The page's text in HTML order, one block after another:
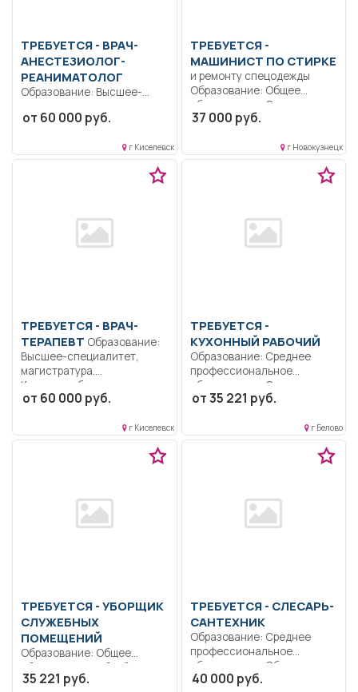
ТРЕБУЕТСЯ - ВРАЧ-
АНЕСТЕЗИОЛОГ-
РЕАНИМАТОЛОГ
Образование: Высшее-
магистратура.
Дисциплинированность..
Выполнение должностных
от 60 000 руб.
г Киселевск
ТРЕБУЕТСЯ -
МАШИНИСТ ПО СТИРКЕ
и ремонту спецодежды
Образование: Общее
образование.. Стирка
спецодежды, полотенец,
37 000 руб.
г Новокузнецк
ТРЕБУЕТСЯ - ВРАЧ-
ТЕРАПЕВТ
Высшее-специалитет,
магистратура.
Коммуникабельность.
Ответственность..
обязанностей согласно
должностной...
от 60 000 руб.
г Киселевск
ТРЕБУЕТСЯ -
КУХОННЫЙ РАБОЧИЙ
Образование: Среднее
профессиональное
образование.. Содержит в
надлежащей чистоте
от 35 221 руб.
г Белово
ТРЕБУЕТСЯ - УБОРЩИК
СЛУЖЕБНЫХ
ПОМЕЩЕНИЙ
Образование: Общее
образование.. Обработка
оборудования, уборка
35 221 руб.
ТРЕБУЕТСЯ - СЛЕСАРЬ-
САНТЕХНИК
Образование: Среднее
профессиональное
образование.. Обеспечение
исправного состояния,
40 000 руб.